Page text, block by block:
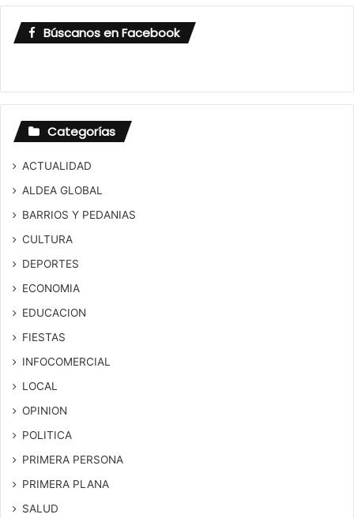
Búscanos en Facebook
Categorías
ACTUALIDAD
ALDEA GLOBAL
BARRIOS Y PEDANIAS
CULTURA
DEPORTES
ECONOMIA
EDUCACION
FIESTAS
INFOCOMERCIAL
LOCAL
OPINION
POLITICA
PRIMERA PERSONA
PRIMERA PLANA
SALUD